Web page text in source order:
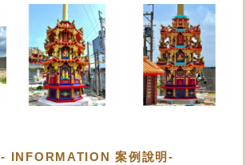
- INFORMATION 案例說明-